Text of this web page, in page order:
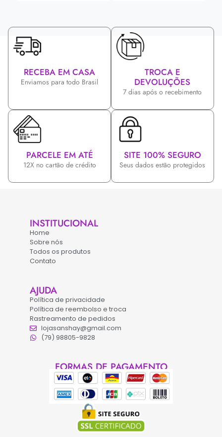
RECEBA EM CASA
Enviamos para todo Brasil
TROCA E
DEVOLUÇÕES
7 dias após o recebimento
PARCELE EM ATÉ
12X no cartão de crédito
SITE 100% SEGURO
Seus dados estão protegidos
INSTITUCIONAL
Home
Sobre nós
Todos os produtos
Contato
AJUDA
Política de privacidade
Política de reembolso e troca
Rastreamento de pedidos
lojasanshay@gmail.com
(79) 98805-9828
FORMAS DE PAGAMENTO